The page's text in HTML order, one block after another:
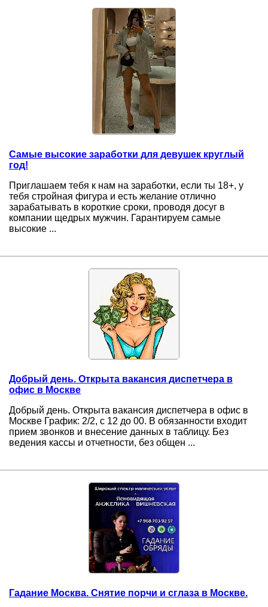
Самые высокие заработки для девушек круглый
год!
Приглашаем тебя к нам на заработки, если ты 18+, у
тебя стройная фигура и есть желание отлично
зарабатывать в короткие сроки, проводя досуг в
компании щедрых мужчин. Гарантируем самые
высокие ...
Добрый день. Открыта вакансия диспетчера в
офис в Москве
Добрый день. Открыта вакансия диспетчера в офис в
Москве График: 2/2, с 12 до 00. В обязанности входит
прием звонков и внесение данных в таблицу. Без
ведения кассы и отчетности, без общен ...
Гадание Москва. Снятие порчи и сглаза в Москве.